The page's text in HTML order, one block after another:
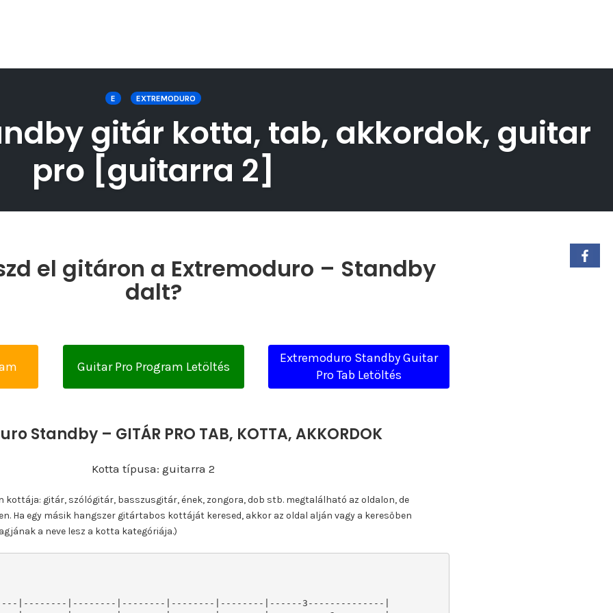
E EXTREMODURO
gitár kotta, tab, akkordok, guitar
pro [guitarra 2]
el gitáron a Extremoduro – Standby
dalt?
Guitar Pro Program Letöltés
Extremoduro Standby Guitar
Pro Tab Letöltés
Standby – GITÁR PRO TAB, KOTTA, AKKORDOK
Kotta típusa: guitarra 2
kottája: gitár, szólógitár, basszusgitár, ének, zongora, dob stb. megtalálható az oldalon, de
Ha egy másik hangszer gitártabos kottáját keresed, akkor az oldal alján vagy a keresőben
a neve lesz a kotta kategóriája.)